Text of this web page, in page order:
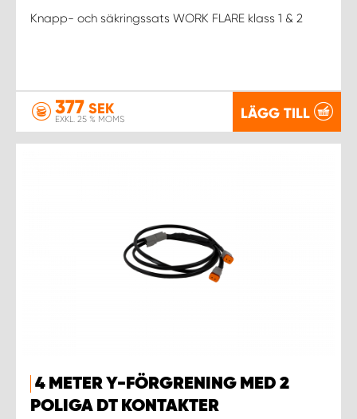
Knapp- och säkringssats WORK FLARE klass 1 & 2
377 SEK
EXKL. 25 % MOMS LÄGG TILL
4 METER Y-FÖRGRENING MED 2
POLIGA DT KONTAKTER